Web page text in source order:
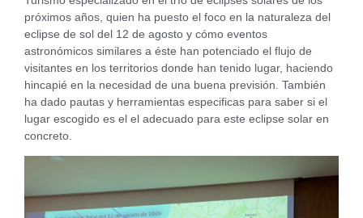
próximos años, quien ha puesto el foco en la naturaleza del
eclipse de sol del 12 de agosto y cómo eventos
astronómicos similares a éste han potenciado el flujo de
visitantes en los territorios donde han tenido lugar, haciendo
hincapié en la necesidad de una buena previsión. También
ha dado pautas y herramientas especificas para saber si el
lugar escogido es el el adecuado para este eclipse solar en
concreto.